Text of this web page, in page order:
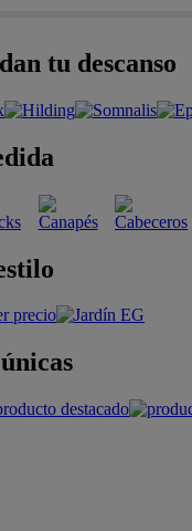
tu descanso